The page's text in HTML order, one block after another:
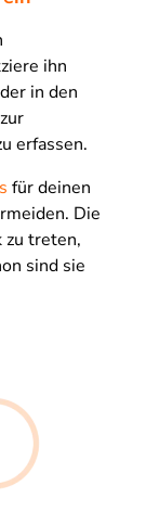
ihn
in den
erfassen.
für deinen
Die
zu treten,
sind sie